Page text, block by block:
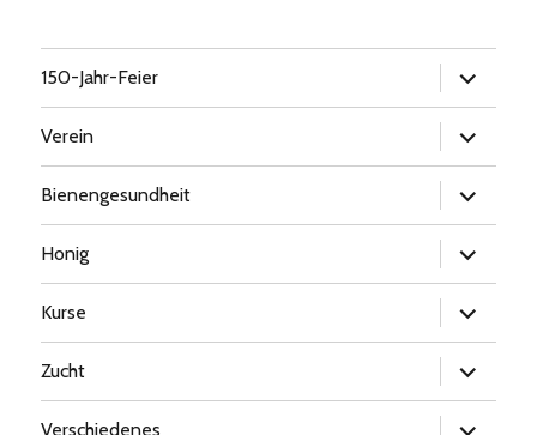
150-Jahr-Feier
öffnen
Verein
öffnen
Bienengesundheit
öffnen
Honig
öffnen
Kurse
öffnen
Zucht
öffnen
Verschiedenes